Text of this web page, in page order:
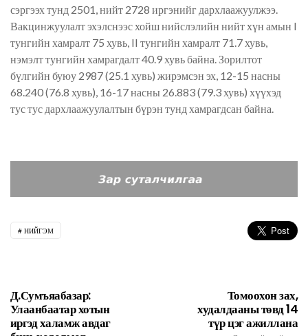
сэргээх тунд 2501, нийт 2728 иргэнийг дархлаажуулжээ.
Вакцинжуулалт эхэлснээс хойш нийслэлийн нийт хүн амын I
тунгийн хамралт 75 хувь, II тунгийн хамралт 71.7 хувь,
нэмэлт тунгийн хамрагдалт 40.9 хувь байна. Зорилтот
бүлгийн буюу 2987 (25.1 хувь) жирэмсэн эх, 12-15 насны
68.240 (76.8 хувь), 16-17 насны 26.883 (79.3 хувь) хүүхэд
тус тус дархлаажуулалтын бүрэн тунд хамрагдсан байна.
НИЙГЭМ
Д.Сумъяабазар:
Улаанбаатар хотын
иргэд халамж авдаг
Томоохон зах,
худалдааны төвд 14
түр цэг ажиллана